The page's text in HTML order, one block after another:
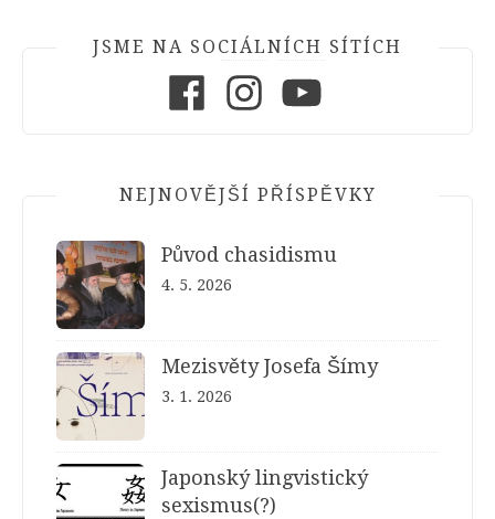
JSME NA SOCIÁLNÍCH SÍTÍCH
NEJNOVĚJŠÍ PŘÍSPĚVKY
Původ chasidismu
4. 5. 2026
Mezisvěty Josefa Šímy
3. 1. 2026
Japonský lingvistický
sexismus(?)